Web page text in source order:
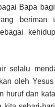
Bapa
beriman
selalu
oleh
huruf dan